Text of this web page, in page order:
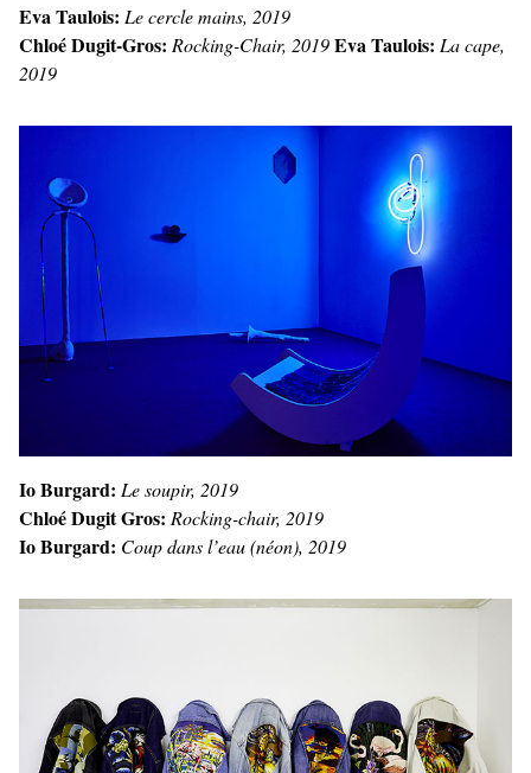
Eva Taulois: Le cercle mains, 2019
Chloé Dugit-Gros: Rocking-Chair, 2019Eva Taulois: La cape,
2019
Io Burgard: Le soupir, 2019
Chloé Dugit Gros: Rocking-chair, 2019
Io Burgard: Coup dans l’eau (néon), 2019